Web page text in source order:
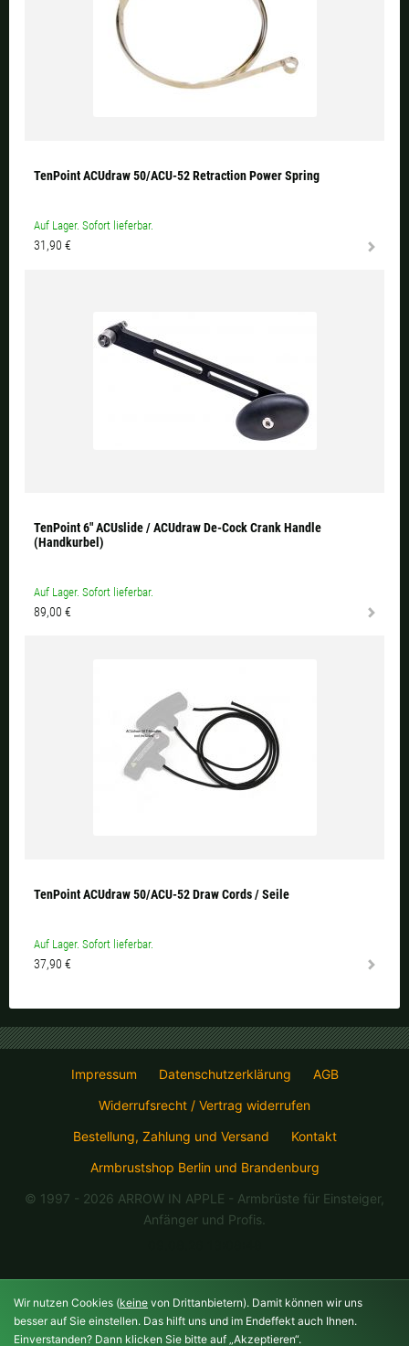
TenPoint ACUdraw 50/ACU-52 Retraction Power Spring
Auf Lager. Sofort lieferbar.
31,90 €
TenPoint 6" ACUslide / ACUdraw De-Cock Crank Handle
(Handkurbel)
Auf Lager. Sofort lieferbar.
89,00 €
TenPoint ACUdraw 50/ACU-52 Draw Cords / Seile
Auf Lager. Sofort lieferbar.
37,90 €
Impressum Datenschutzerklärung
AGB
Widerrufsrecht / Vertrag widerrufen
Bestellung, Zahlung und Versand
Kontakt
Armbrustshop Berlin und Brandenburg
© 1997 - 2026 ARROW IN APPLE - Armbrüste für Einsteiger,
Anfänger und Profis.
Wir nutzen Cookies (keine von Drittanbietern). Damit können wir uns
besser auf Sie einstellen. Das hilft uns und im Endeffekt auch Ihnen.
Einverstanden? Dann klicken Sie bitte auf „Akzeptieren“.